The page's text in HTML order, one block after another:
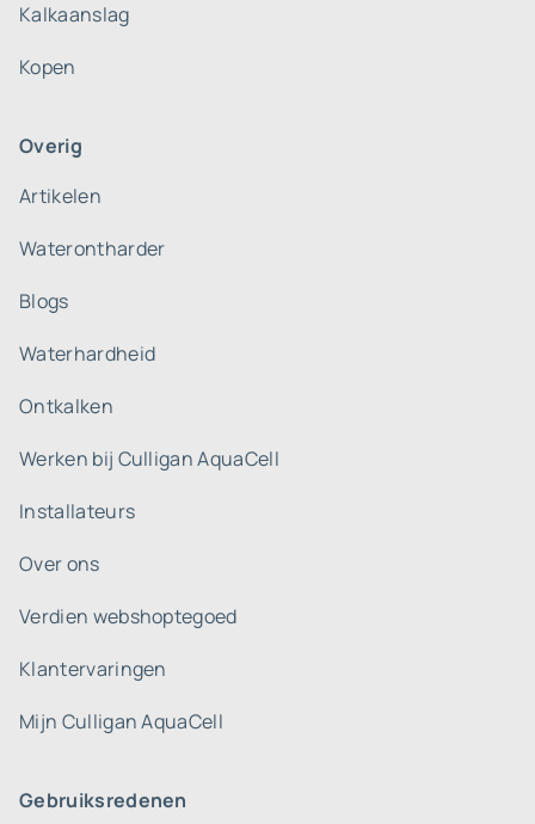
Kalkaanslag
Kopen
Overig
Artikelen
Waterontharder
Blogs
Waterhardheid
Ontkalken
Werken bij Culligan AquaCell
Installateurs
Over ons
Verdien webshoptegoed
Klantervaringen
Mijn Culligan AquaCell
Gebruiksredenen